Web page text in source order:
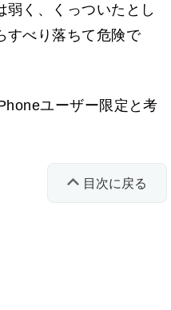
弱く、くっついたとし
すべり落ちて危険で
ユーザー限定と考
目次に戻る